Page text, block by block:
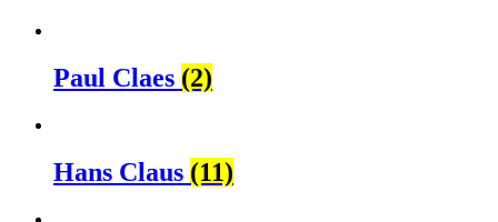
Paul Claes (2)
Hans Claus (11)